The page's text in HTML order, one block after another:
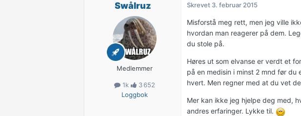
Swålruz
Medlemmer
1k
3 652
Loggbok
Skrevet 3. februar 2015
Misforstå meg rett, men jeg ville
hvordan man reagerer på dem.
du stole på.
Høres ut som elvanse er verdt et
på en medisin i minst 2 mnd før
hvert. Men regner med at du vet
Mer kan ikke jeg hjelpe deg med,
andres erfaringer. Lykke til.